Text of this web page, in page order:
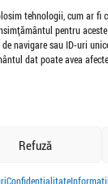
tehnologii, cum ar fi
pentru
navigare sau ID-uri
dat poate avea
Refuză
Confidențialitate